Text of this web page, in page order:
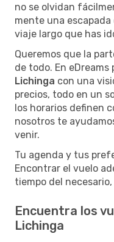
no se olvidan
mente una
viaje largo que has
Queremos que la
de todo. En eDreams
Lichinga con una
precios, todo en un
los horarios definen
nosotros te
venir.
Tu agenda y tus
Encontrar el vuelo
tiempo del
Encuentra los
Lichinga